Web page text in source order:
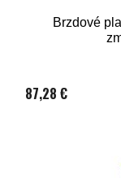
Brzdové
87,28 €